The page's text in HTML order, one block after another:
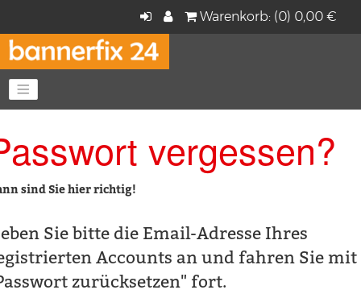
Warenkorb: (0) 0,00 €
Navigation anzeigen
vergessen?
sind Sie hier richtig!
Sie bitte die Email-Adresse Ihres
Accounts an und fahren Sie mit
zurücksetzen" fort.